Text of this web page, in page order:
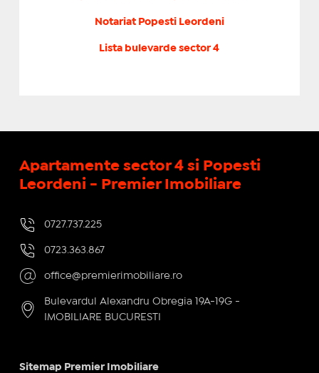
Notariat Popesti Leordeni
Lista bulevarde sector 4
Apartamente sector 4 si Popesti
Leordeni - Premier Imobiliare
0727.737.225
0723.363.867
office@premierimobiliare.ro
Bulevardul Alexandru Obregia 19A-19G -
IMOBILIARE BUCURESTI
Sitemap Premier Imobiliare